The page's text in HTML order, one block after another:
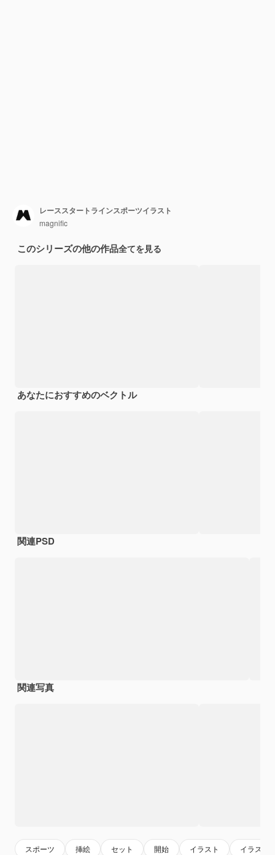
レーススタートラインスポーツイラスト
magnific
このシリーズの他の作品全てを見る
あなたにおすすめのベクトル
関連PSD
関連写真
スポーツ 挿絵 セット 開始 イラスト イラスト